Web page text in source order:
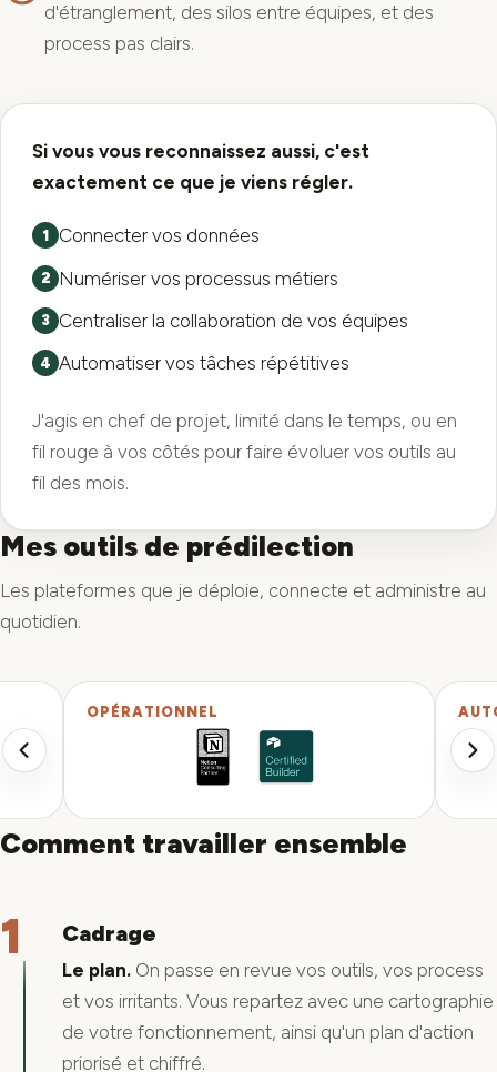
d'étranglement, des silos entre équipes, et des
process pas clairs.
Si vous vous reconnaissez aussi, c'est
exactement ce que je viens régler.
Connecter vos données
Numériser vos processus métiers
Centraliser la collaboration de vos équipes
Automatiser vos tâches répétitives
J'agis en chef de projet, limité dans le temps, ou en
fil rouge à vos côtés pour faire évoluer vos outils au
fil des mois.
Mes outils de prédilection
Les plateformes que je déploie, connecte et administre au
quotidien.
OPÉRATIONNEL
Comment travailler ensemble
1 Cadrage
Le plan. On passe en revue vos outils, vos process
et vos irritants. Vous repartez avec une cartographie
de votre fonctionnement, ainsi qu'un plan d'action
priorisé et chiffré.